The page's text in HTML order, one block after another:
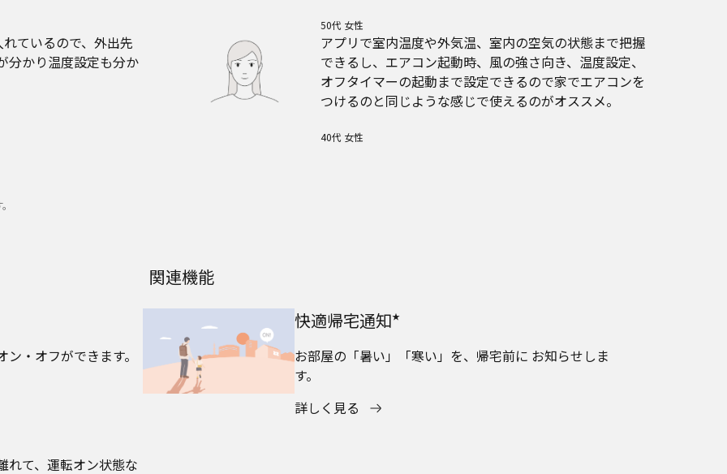
50代 女性
れているので、外出先
分かり温度設定も分か
アプリで室内温度や外気温、室内の空気の状態まで把握
できるし、エアコン起動時、風の強さ向き、温度設定、
オフタイマーの起動まで設定できるので家でエアコンを
つけるのと同じような感じで使えるのがオススメ。
40代 女性
関連機能
・オフができます。
快適帰宅通知★
お部屋の「暑い」「寒い」を、帰宅前に お知らせしま
す。
詳しく見る
れて、運転オン状態な